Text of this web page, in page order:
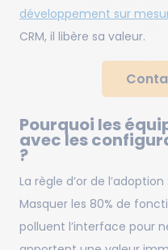
développement sur
CRM, il libère sa valeur.
Pourquoi les
avec les
?
La règle d’or de
Masquer les 80% de
polluent l’interface pour